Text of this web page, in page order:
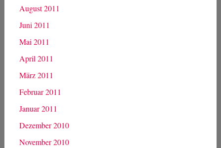
August 2011
Juni 2011
Mai 2011
April 2011
März 2011
Februar 2011
Januar 2011
Dezember 2010
November 2010